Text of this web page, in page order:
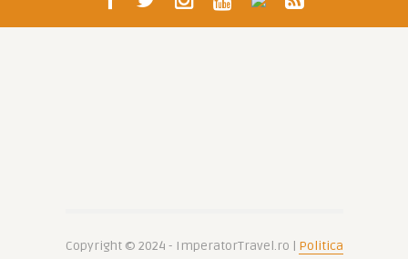
Copyright © 2024 - ImperatorTravel.ro | Politica